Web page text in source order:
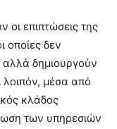
οι επιπτώσεις της
οποίες δεν
αλλά δημιουργούν
λοιπόν, μέσα από
κλάδος
των υπηρεσιών